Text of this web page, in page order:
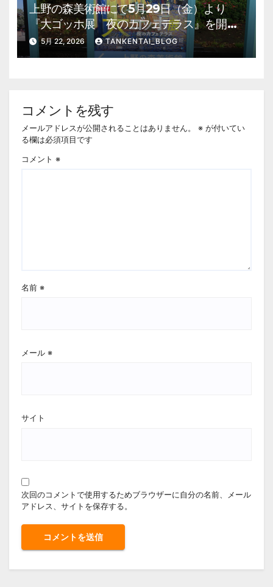
上野の森美術館にて5月29日（金）より
『大ゴッホ展 夜のカフェテラス』を開
催。 上野公園 美術館・博物館 混雑情
報他
5月 22, 2026 TANKENTAI_BLOG
コメントを残す
メールアドレスが公開されることはありません。 ※ が付いてい
る欄は必須項目です
コメント ※
名前 ※
メール ※
サイト
次回のコメントで使用するためブラウザーに自分の名前、メール
アドレス、サイトを保存する。